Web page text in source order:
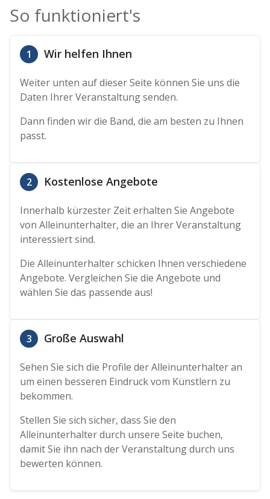
So funktioniert's
1 Wir helfen Ihnen
Weiter unten auf dieser Seite können Sie uns die
Daten Ihrer Veranstaltung senden.
Dann finden wir die Band, die am besten zu Ihnen
passt.
2 Kostenlose Angebote
Innerhalb kürzester Zeit erhalten Sie Angebote
von Alleinunterhalter, die an Ihrer Veranstaltung
interessiert sind.
Die Alleinunterhalter schicken Ihnen verschiedene
Angebote. Vergleichen Sie die Angebote und
wählen Sie das passende aus!
3 Große Auswahl
Sehen Sie sich die Profile der Alleinunterhalter an
um einen besseren Eindruck vom Künstlern zu
bekommen.
Stellen Sie sich sicher, dass Sie den
Alleinunterhalter durch unsere Seite buchen,
damit Sie ihn nach der Veranstaltung durch uns
bewerten können.